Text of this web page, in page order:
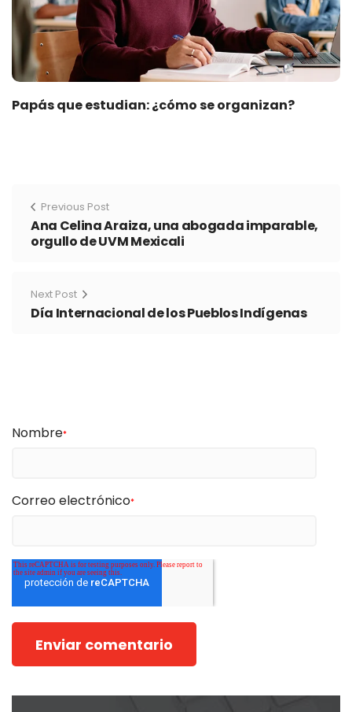
Papás que estudian: ¿cómo se organizan?
Previous Post
Ana Celina Araiza, una abogada imparable,
orgullo de UVM Mexicali
Next Post
Día Internacional de los Pueblos Indígenas
Nombre*
Correo electrónico*